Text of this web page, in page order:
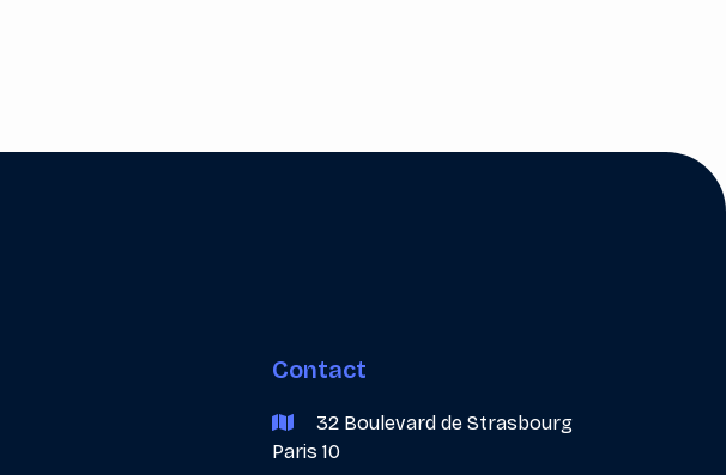
Contact

32 Boulevard de Strasbourg
Paris 10